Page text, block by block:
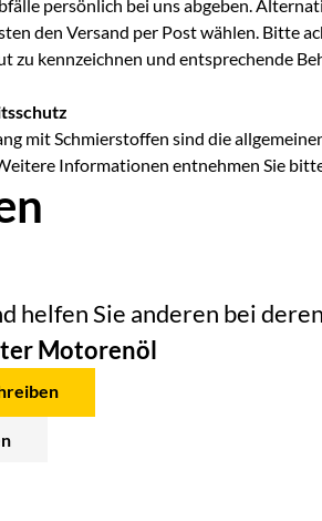
persönlich bei uns abgeben.
den Versand per Post wählen. Bitte
zu kennzeichnen und entsprechende
mit Schmierstoffen sind die
Informationen entnehmen Sie
abgegeben
helfen Sie anderen bei
Motorenöl